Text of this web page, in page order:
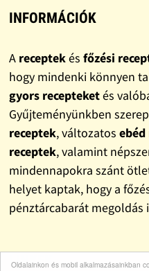
Oldalainkon és mobil alkalmazásainkban
INFORMÁCIÓK
A receptekés főzési
hogy mindenki könnyen
gyors recepteketés
Gyűjteményünkben
receptek, változatos
receptek, valamint
mindennapokra szánt
helyet kaptak, hogy a
pénztárcabarát megoldás
LINKEK